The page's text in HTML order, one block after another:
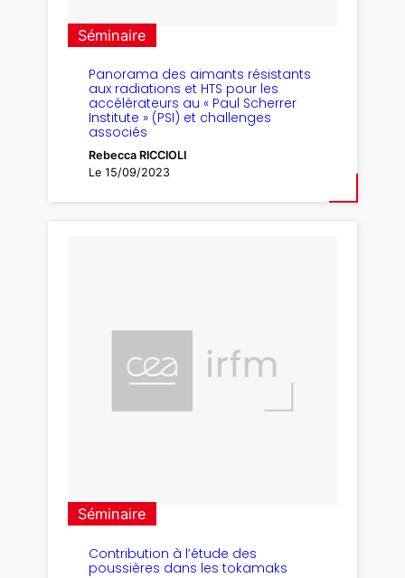
Séminaire
Panorama des aimants résistants
aux radiations et HTS pour les
accélérateurs au « Paul Scherrer
Institute » (PSI) et challenges
associés
Rebecca RICCIOLI
Le 15/09/2023
Séminaire
Contribution à l’étude des
poussières dans les tokamaks